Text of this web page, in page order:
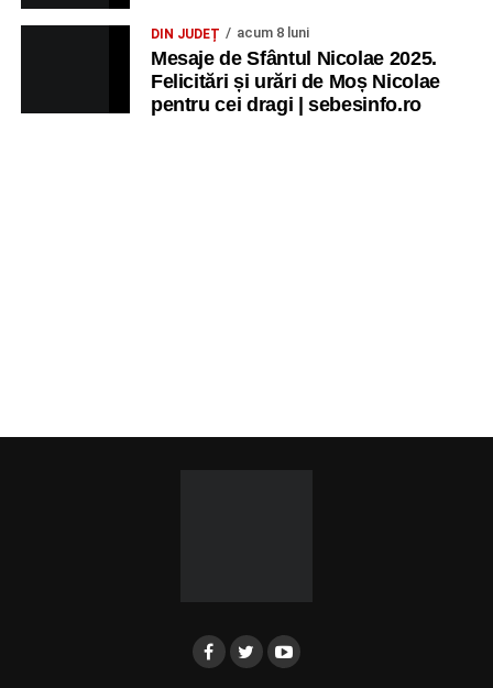
DIN JUDEȚ acum 8 luni
Mesaje de Sfântul Nicolae 2025.
Felicitări și urări de Moș Nicolae
pentru cei dragi | sebesinfo.ro